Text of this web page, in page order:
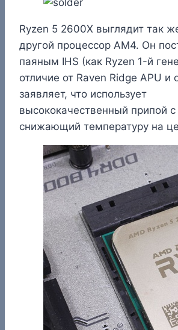
Ryzen 5 2600X выглядит так
другой процессор AM4. Он
паяным IHS (как Ryzen 1-й
отличие от Raven Ridge APU и
заявляет, что использует
высококачественный припой
снижающий температуру на